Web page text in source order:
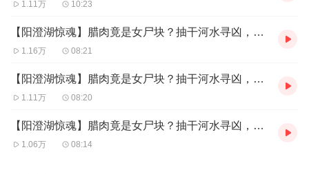
1.11万 10:23
【阳澄湖惊魂】腊肉竟是女尸块？抽干河水寻凶，噪音纠纷酿血案 第一集
1.16万 08:21
【阳澄湖惊魂】腊肉竟是女尸块？抽干河水寻凶，噪音纠纷酿血案 第二集
1.11万 08:20
【阳澄湖惊魂】腊肉竟是女尸块？抽干河水寻凶，噪音纠纷酿血案 第三集
1.06万 08:14